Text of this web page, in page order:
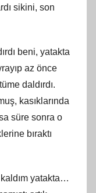
sikini, son
beni, yatakta
az önce
daldırdı.
kasıklarında
süre sonra o
bıraktı
yatakta…